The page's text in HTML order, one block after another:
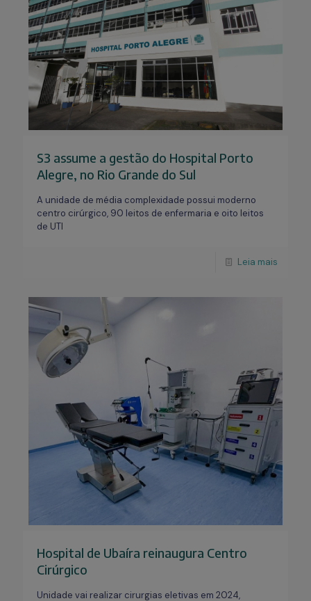
S3 assume a gestão do Hospital Porto
Alegre, no Rio Grande do Sul
A unidade de média complexidade possui moderno
centro cirúrgico, 90 leitos de enfermaria e oito leitos
de UTI
Leia mais
Hospital de Ubaíra reinaugura Centro
Cirúrgico
Unidade vai realizar cirurgias eletivas em 2024,